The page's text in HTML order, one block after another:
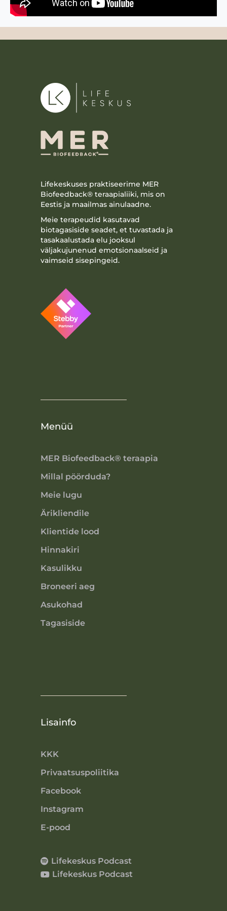
Lifekeskuses praktiseerime MER
Biofeedback® teraapialiiki, mis on
Eestis ja maailmas ainulaadne.
Meie terapeudid kasutavad
biotagasiside seadet, et tuvastada ja
tasakaalustada elu jooksul
väljakujunenud emotsionaalseid ja
vaimseid sisepingeid.
Menüü
MER Biofeedback® teraapia
Millal pöörduda?
Meie lugu
Ärikliendile
Klientide lood
Hinnakiri
Kasulikku
Broneeri aeg
Asukohad
Tagasiside
Lisainfo
KKK
Privaatsuspoliitika
Facebook
Instagram
E-pood
Lifekeskus Podcast
Lifekeskus Podcast